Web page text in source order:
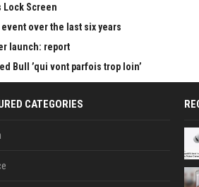
Lock Screen
over the last six years
launch: report
Bull ’qui vont parfois trop loin’
CATEGORIES